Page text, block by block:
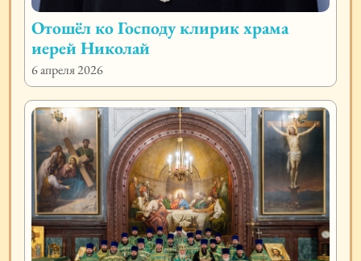
Отошёл ко Господу клирик храма
иерей Николай
6 апреля 2026